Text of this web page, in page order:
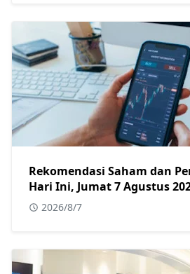
Rekomendasi Saham dan
Hari Ini, Jumat 7 Agustus
2026/8/7